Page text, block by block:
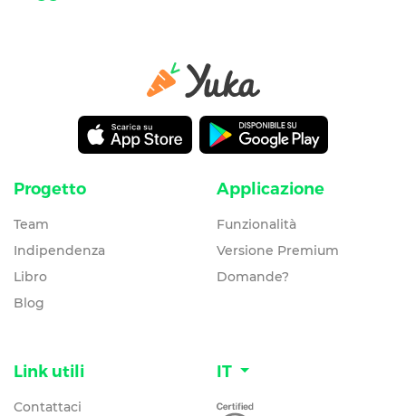
Progetto
Team
Indipendenza
Libro
Blog
Applicazione
Funzionalità
Versione Premium
Domande?
Link utili
Contattaci
IT